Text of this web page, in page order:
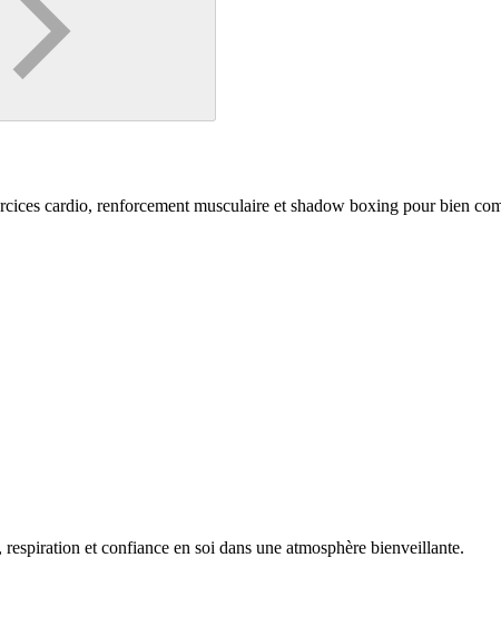
cardio, renforcement musculaire et shadow boxing pour bien
et confiance en soi dans une atmosphère bienveillante.